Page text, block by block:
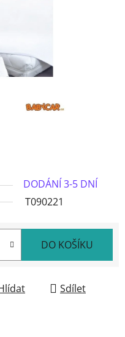
DODÁNÍ 3-5 DNÍ
T090221
DO KOŠÍKU
Sdílet